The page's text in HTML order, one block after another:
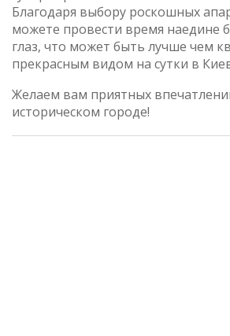
Благодаря выбору роскошных
можете провести время наедине
глаз, что может быть лучше чем
прекрасным видом на сутки в
Желаем вам приятных
историческом городе!